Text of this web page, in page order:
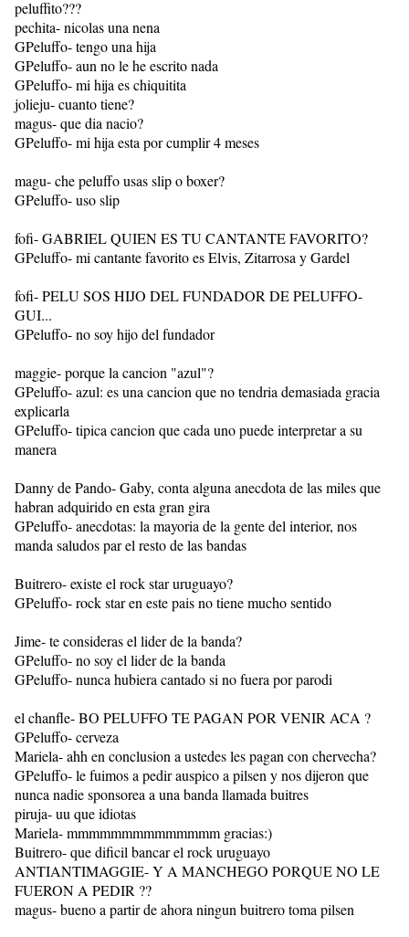
peluffito???
pechita- nicolas una nena
GPeluffo- tengo una hija
GPeluffo- aun no le he escrito nada
GPeluffo- mi hija es chiquitita
jolieju- cuanto tiene?
magus- que dia nacio?
GPeluffo- mi hija esta por cumplir 4 meses
magu- che peluffo usas slip o boxer?
GPeluffo- uso slip
fofi- GABRIEL QUIEN ES TU CANTANTE FAVORITO?
GPeluffo- mi cantante favorito es Elvis, Zitarrosa y Gardel
fofi- PELU SOS HIJO DEL FUNDADOR DE PELUFFO-
GUI...
GPeluffo- no soy hijo del fundador
maggie- porque la cancion "azul"?
GPeluffo- azul: es una cancion que no tendria demasiada gracia
explicarla
GPeluffo- tipica cancion que cada uno puede interpretar a su
manera
Danny de Pando- Gaby, conta alguna anecdota de las miles que
habran adquirido en esta gran gira
GPeluffo- anecdotas: la mayoria de la gente del interior, nos
manda saludos par el resto de las bandas
Buitrero- existe el rock star uruguayo?
GPeluffo- rock star en este pais no tiene mucho sentido
Jime- te consideras el lider de la banda?
GPeluffo- no soy el lider de la banda
GPeluffo- nunca hubiera cantado si no fuera por parodi
el chanfle- BO PELUFFO TE PAGAN POR VENIR ACA ?
GPeluffo- cerveza
Mariela- ahh en conclusion a ustedes les pagan con chervecha?
GPeluffo- le fuimos a pedir auspico a pilsen y nos dijeron que
nunca nadie sponsorea a una banda llamada buitres
piruja- uu que idiotas
Mariela- mmmmmmmmmmmmmm gracias:)
Buitrero- que dificil bancar el rock uruguayo
ANTIANTIMAGGIE- Y A MANCHEGO PORQUE NO LE
FUERON A PEDIR ??
magus- bueno a partir de ahora ningun buitrero toma pilsen